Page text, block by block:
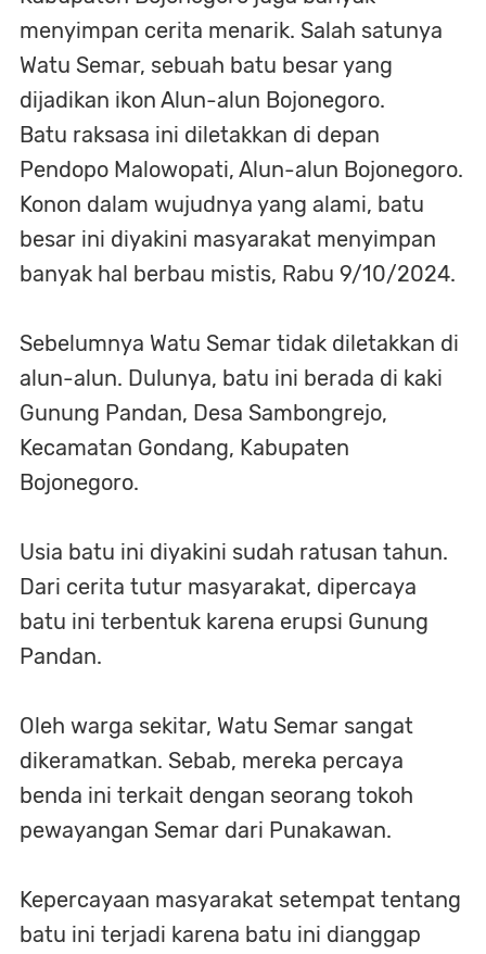
menyimpan cerita menarik. Salah satunya
Watu Semar, sebuah batu besar yang
dijadikan ikon Alun-alun Bojonegoro.
Batu raksasa ini diletakkan di depan
Pendopo Malowopati, Alun-alun Bojonegoro.
Konon dalam wujudnya yang alami, batu
besar ini diyakini masyarakat menyimpan
banyak hal berbau mistis, Rabu 9/10/2024.
Sebelumnya Watu Semar tidak diletakkan di
alun-alun. Dulunya, batu ini berada di kaki
Gunung Pandan, Desa Sambongrejo,
Kecamatan Gondang, Kabupaten
Bojonegoro.
Usia batu ini diyakini sudah ratusan tahun.
Dari cerita tutur masyarakat, dipercaya
batu ini terbentuk karena erupsi Gunung
Pandan.
Oleh warga sekitar, Watu Semar sangat
dikeramatkan. Sebab, mereka percaya
benda ini terkait dengan seorang tokoh
pewayangan Semar dari Punakawan.
Kepercayaan masyarakat setempat tentang
batu ini terjadi karena batu ini dianggap